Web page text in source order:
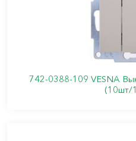
742-0388-109 VESNA
(10шт/